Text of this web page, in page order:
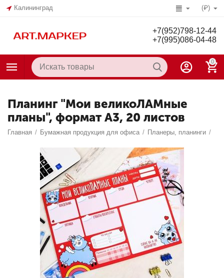
Калининград (₽)
+7(952)798-12-44
+7(995)086-04-48
0
Планинг "Мои великоЛАМные
планы", формат А3, 20 листов
Главная / Бумажная продукция для офиса / Планеры, планинги /